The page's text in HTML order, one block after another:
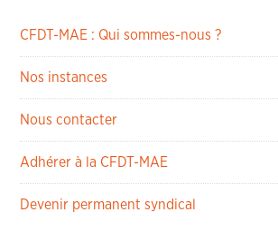
CFDT-MAE : Qui sommes-nous ?
Nos instances
Nous contacter
Adhérer à la CFDT-MAE
Devenir permanent syndical